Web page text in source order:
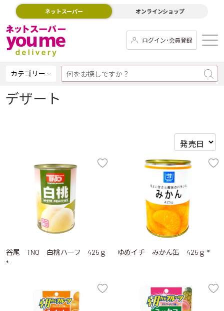
ネットスーパー オンラインショップ
ログイン･会員登録
カテゴリー
デザート
谷尾 TNO 白桃ハーフ 425ｇ
*
ゆめイチ みかん缶 425ｇ *